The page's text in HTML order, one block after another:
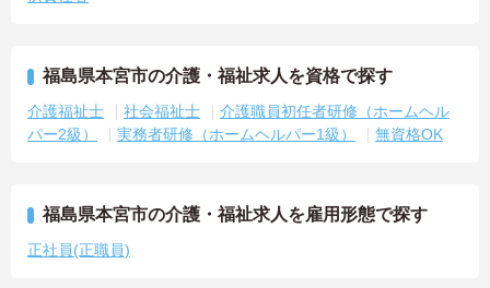
福島県本宮市の介護・福祉求人を資格で探す
介護福祉士 社会福祉士
介護職員初任者研修（ホームヘル
パー2級）
実務者研修（ホームヘルパー1級） 無資格OK
福島県本宮市の介護・福祉求人を雇用形態で探す
正社員(正職員)